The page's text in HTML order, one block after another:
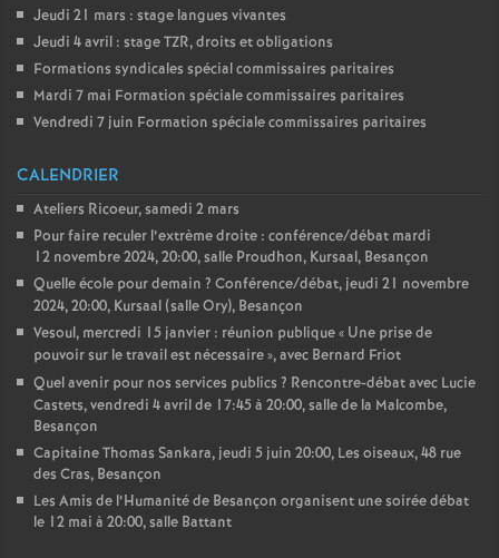
Jeudi 21 mars : stage langues vivantes
Jeudi 4 avril : stage TZR, droits et obligations
Formations syndicales spécial commissaires paritaires
Mardi 7 mai Formation spéciale commissaires paritaires
Vendredi 7 juin Formation spéciale commissaires paritaires
CALENDRIER
Ateliers Ricoeur, samedi 2 mars
Pour faire reculer l’extrème droite : conférence/débat mardi
12 novembre 2024, 20:00, salle Proudhon, Kursaal, Besançon
Quelle école pour demain ? Conférence/débat, jeudi 21 novembre
2024, 20:00, Kursaal (salle Ory), Besançon
Vesoul, mercredi 15 janvier : réunion publique « Une prise de
pouvoir sur le travail est nécessaire», avec Bernard Friot
Quel avenir pour nos services publics ? Rencontre-débat avec Lucie
Castets, vendredi 4 avril de 17:45 à 20:00, salle de la Malcombe,
Besançon
Capitaine Thomas Sankara, jeudi 5 juin 20:00, Les oiseaux, 48 rue
des Cras, Besançon
Les Amis de l’Humanité de Besançon organisent une soirée débat
le 12 mai à 20:00, salle Battant